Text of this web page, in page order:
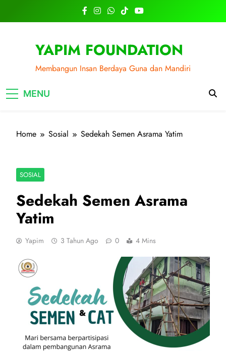
YAPIM FOUNDATION
Membangun Insan Berdaya Guna dan Mandiri
MENU
Home Sosial Sedekah Semen Asrama Yatim
SOSIAL
Sedekah Semen Asrama
Yatim
Yapim 3 Tahun Ago 0 4 Mins